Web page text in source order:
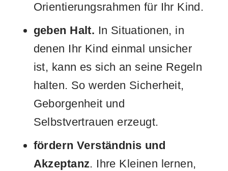
Orientierungsrahmen für Ihr Kind.
geben Halt. In Situationen, in
denen Ihr Kind einmal unsicher
ist, kann es sich an seine Regeln
halten. So werden Sicherheit,
Geborgenheit und
Selbstvertrauen erzeugt.
fördern Verständnis und
Akzeptanz. Ihre Kleinen lernen,